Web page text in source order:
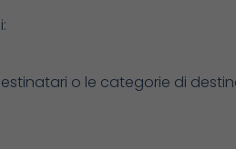
o le categorie di